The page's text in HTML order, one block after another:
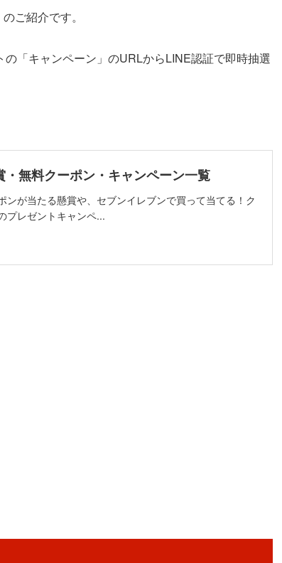
ご紹介です。
「キャンペーン」のURLからLINE認証で即時抽選
無料クーポン・キャンペーン一覧
ンが当たる懸賞や、セブンイレブンで買って当てる！ク
プレゼントキャンペ...